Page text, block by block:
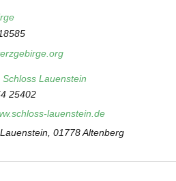
Lauenstein
25402
lauenstein.de
01778 Altenberg